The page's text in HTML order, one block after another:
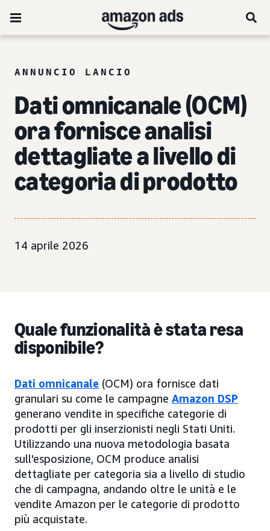
ANNUNCIO LANCIO
Dati omnicanale (OCM)
ora fornisce analisi
dettagliate a livello di
categoria di prodotto
14 aprile 2026
Quale funzionalità è stata resa
disponibile?
Dati omnicanale (OCM) ora fornisce dati
granulari su come le campagne Amazon DSP
generano vendite in specifiche categorie di
prodotti per gli inserzionisti negli Stati Uniti.
Utilizzando una nuova metodologia basata
sull'esposizione, OCM produce analisi
dettagliate per categoria sia a livello di studio
che di campagna, andando oltre le unità e le
vendite Amazon per le categorie di prodotto
più acquistate.